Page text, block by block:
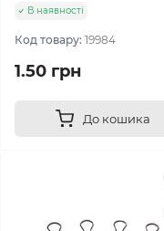
В наявності
Код товару: 19984
1.50 грн
До кошика